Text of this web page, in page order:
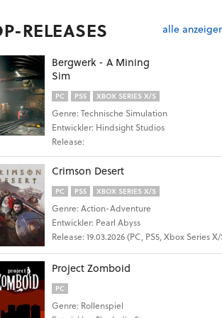
RELEASES alle
Bergwerk - A Mining
Sim
PC PS5 XBOX SERIES X/S
Genre: Technische Simulation
Entwickler: Hindsight Studios
Release:
Crimson Desert
PC PS5 XBOX SERIES X/S
Genre: Action-Adventure
Entwickler: Pearl Abyss
Release: 19.03.2026 (PC, PS5, Xbox Series
Project Zomboid
PC
Genre: Rollenspiel